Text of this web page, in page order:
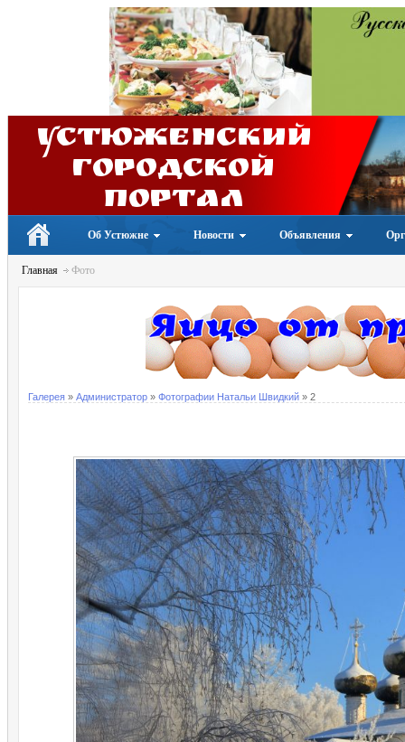
Устюженский
Городской
портал
Об Устюжне Новости Объявления
Главная Фото
Галерея » Администратор » Фотографии Натальи Швидкий » 2